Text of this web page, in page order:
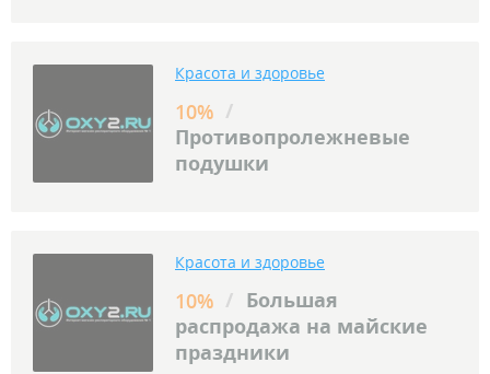
Красота и здоровье
10% /
Противопролежневые
подушки
Красота и здоровье
10% / Большая
распродажа на майские
праздники